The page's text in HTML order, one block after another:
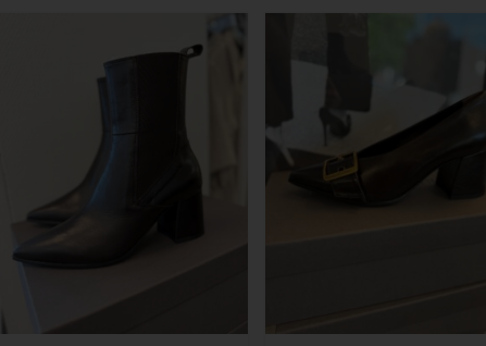
etter
siste